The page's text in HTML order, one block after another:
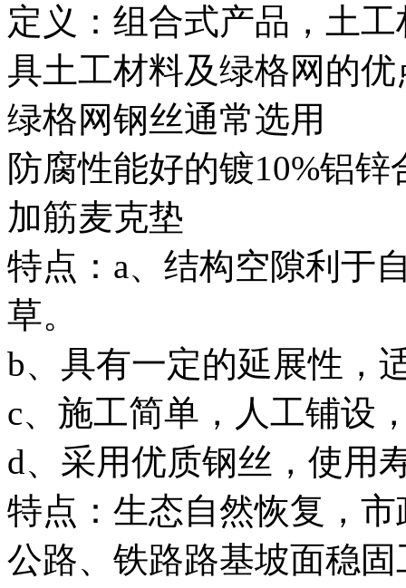
定义：组合式产品，土
具土工材料及绿格网的
绿格网钢丝通常选用
防腐性能好的镀10%铝锌
加筋麦克垫
特点：a、结构空隙利于
草。
b、具有一定的延展性，
c、施工简单，人工铺设
d、采用优质钢丝，使用
特点：生态自然恢复，
公路、铁路路基坡面稳固